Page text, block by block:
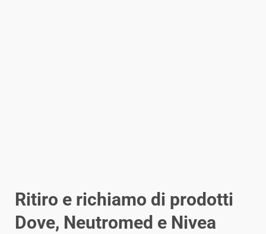
Ritiro e richiamo di prodotti
Dove, Neutromed e Nivea